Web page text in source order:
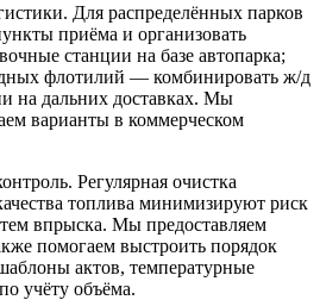
Для распределённых парков
приёма и организовать
станции на базе автопарка;
флотилий — комбинировать ж/д
на дальних доставках. Мы
варианты в коммерческом
Регулярная очистка
топлива минимизируют риск
впрыска. Мы предоставляем
помогаем выстроить порядок
актов, температурные
учёту объёма.